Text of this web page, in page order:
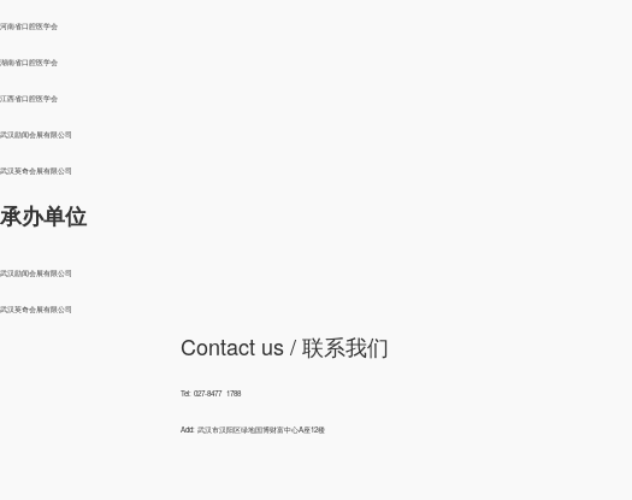
河南省口腔医学会
湖南省口腔医学会
江西省口腔医学会
武汉励闻会展有限公司
武汉英奇会展有限公司
承办单位
武汉励闻会展有限公司
武汉英奇会展有限公司
Contact us/ 联系我们
Tel: 027-8477 1788
Add: 武汉市汉阳区绿地国博财富中心A座12楼